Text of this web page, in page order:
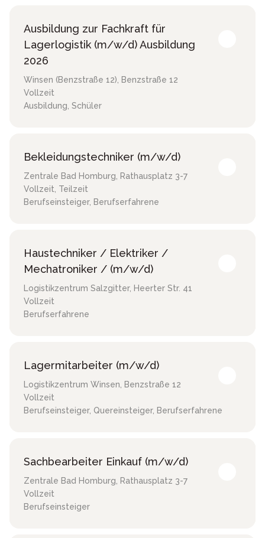
Ausbildung zur Fachkraft für
Lagerlogistik (m/w/d) Ausbildung
2026
Winsen (Benzstraße 12), Benzstraße 12
Vollzeit
Ausbildung, Schüler
Bekleidungstechniker (m/w/d)
Zentrale Bad Homburg, Rathausplatz 3-7
Vollzeit, Teilzeit
Berufseinsteiger, Berufserfahrene
Haustechniker / Elektriker /
Mechatroniker / (m/w/d)
Logistikzentrum Salzgitter, Heerter Str. 41
Vollzeit
Berufserfahrene
Lagermitarbeiter (m/w/d)
Logistikzentrum Winsen, Benzstraße 12
Vollzeit
Berufseinsteiger, Quereinsteiger, Berufserfahrene
Sachbearbeiter Einkauf (m/w/d)
Zentrale Bad Homburg, Rathausplatz 3-7
Vollzeit
Berufseinsteiger